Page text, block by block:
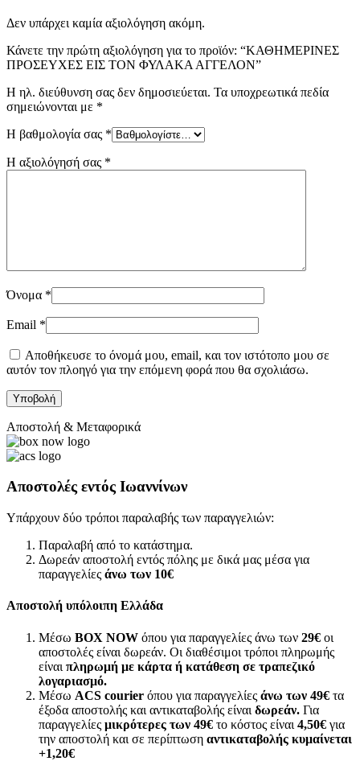
Δεν υπάρχει καμία αξιολόγηση ακόμη.
Κάνετε την πρώτη αξιολόγηση για το προϊόν: “ΚΑΘΗΜΕΡΙΝΕΣ
ΠΡΟΣΕΥΧΕΣ ΕΙΣ ΤΟΝ ΦΥΛΑΚΑ ΑΓΓΕΛΟΝ”
Η ηλ. διεύθυνση σας δεν δημοσιεύεται. Τα υποχρεωτικά πεδία
σημειώνονται με *
Η βαθμολογία σας *
Η αξιολόγησή σας *
Όνομα *
Email *
Αποθήκευσε το όνομά μου, email, και τον ιστότοπο μου σε
αυτόν τον πλοηγό για την επόμενη φορά που θα σχολιάσω.
Αποστολή & Μεταφορικά
Αποστολές εντός Ιωαννίνων
Υπάρχουν δύο τρόποι παραλαβής των παραγγελιών:
Παραλαβή από το κατάστημα.
Δωρεάν αποστολή εντός πόλης με δικά μας μέσα για
παραγγελίες άνω των 10€
Αποστολή υπόλοιπη Ελλάδα
Μέσω BOX NOW όπου για παραγγελίες άνω των 29€ οι
αποστολές είναι δωρεάν. Οι διαθέσιμοι τρόποι πληρωμής
είναι πληρωμή με κάρτα ή κατάθεση σε τραπεζικό
λογαριασμό.
Μέσω ACS courier όπου για παραγγελίες άνω των 49€ τα
έξοδα αποστολής και αντικαταβολής είναι δωρεάν. Για
παραγγελίες μικρότερες των 49€ το κόστος είναι 4,50€ για
την αποστολή και σε περίπτωση αντικαταβολής κυμαίνεται
+1,20€